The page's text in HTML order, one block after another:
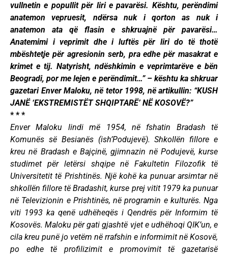
vullnetin e popullit për liri e pavarësi. Kështu, perëndimi
anatemon vepruesit, ndërsa nuk i qorton as nuk i
anatemon ata që flasin e shkruajnë për pavarësi…
Anatemimi i veprimit dhe i luftës për liri do të thotë
mbështetje për agresionin serb, pra edhe për masakrat e
krimet e tij. Natyrisht, ndëshkimin e veprimtarëve e bën
Beogradi, por me lejen e perëndimit…” – kështu ka shkruar
gazetari Enver Maloku, në tetor 1998, në artikullin: “KUSH
JANË ‘EKSTREMISTËT SHQIPTARË’ NË KOSOVË?”
* * *
Enver Maloku lindi më 1954, në fshatin Bradash të
Komunës së Besianës (ish’Podujevë). Shkollën fillore e
kreu në Bradash e Bajçinë, gjimnazin në Podujevë, kurse
studimet për letërsi shqipe në Fakultetin Filozofik të
Universitetit të Prishtinës. Një kohë ka punuar arsimtar në
shkollën fillore të Bradashit, kurse prej vitit 1979 ka punuar
në Televizionin e Prishtinës, në programin e kulturës. Nga
viti 1993 ka qenë udhëheqës i Qendrës për Informim të
Kosovës. Maloku për gati gjashtë vjet e udhëhoqi QIK’un, e
cila kreu punë jo vetëm në rrafshin e informimit në Kosovë,
po edhe të profilizimit e promovimit të gazetarisë